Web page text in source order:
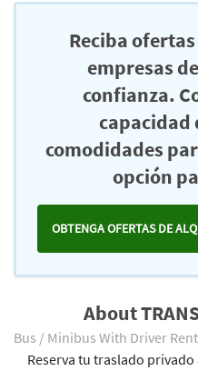
Reciba
empresas
confianza.
capacidad
comodidades
opción
OBTENGA OFERTAS DE
About
Bus / Minibus With Driver
Reserva tu traslado